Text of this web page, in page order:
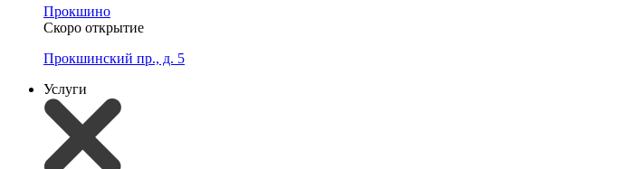
Прокшино
Скоро открытие
Прокшинский пр., д. 5
Услуги